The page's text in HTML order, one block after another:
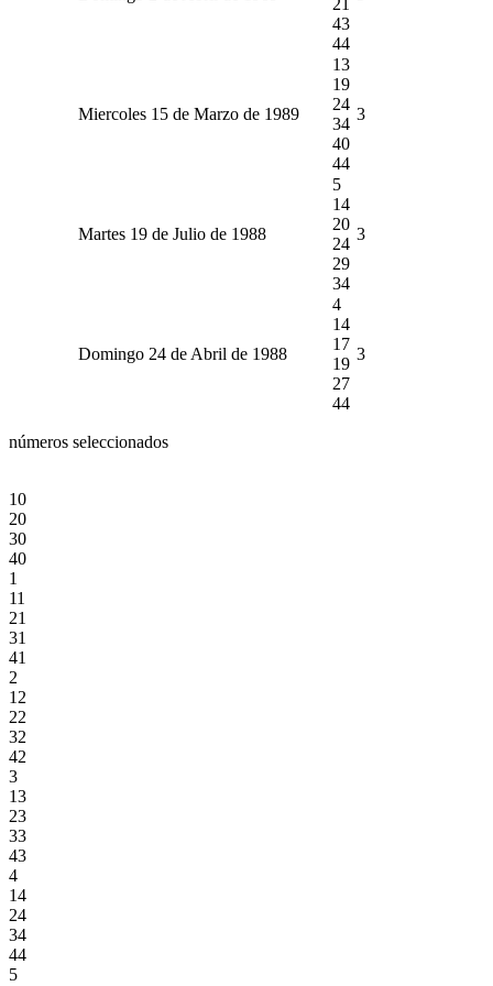
43
44
Miercoles 15 de Marzo de 1989
13
19
24
34
40
44
3
Martes 19 de Julio de 1988
5
14
20
24
29
34
3
Domingo 24 de Abril de 1988
4
14
17
19
27
44
3
números seleccionados
10
20
30
40
1
11
21
31
41
2
12
22
32
42
3
13
23
33
43
4
14
24
34
44
5